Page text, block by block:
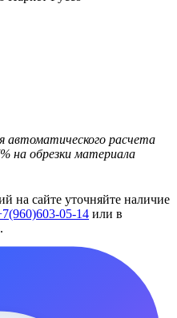
автоматического расчета
на обрезки материала
на сайте уточняйте наличие
05-14 или в